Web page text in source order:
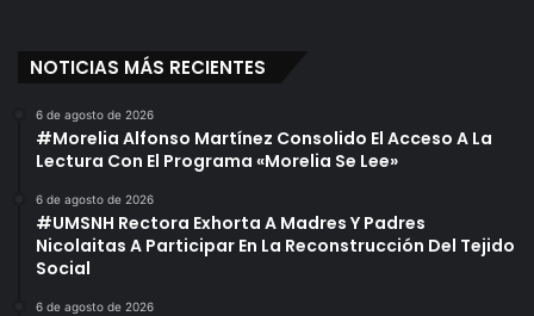
NOTICIAS MÁS RECIENTES
6 de agosto de 2026
#Morelia Alfonso Martínez Consolido El Acceso A La
Lectura Con El Programa «Morelia Se Lee»
6 de agosto de 2026
#UMSNH Rectora Exhorta A Madres Y Padres
Nicolaitas A Participar En La Reconstrucción Del Tejido
Social
6 de agosto de 2026